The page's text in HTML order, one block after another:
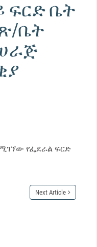
ፍርድ ቤት
ቤት
የፌደራል ፍርድ
Next Article